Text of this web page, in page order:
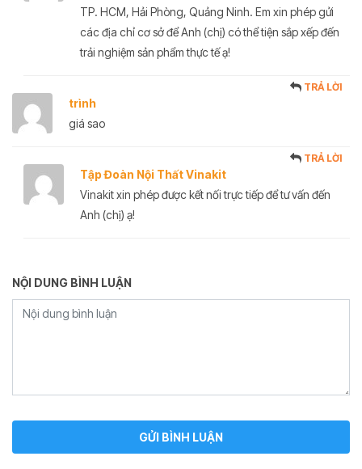
TP. HCM, Hải Phòng, Quảng Ninh. Em xin phép gửi
các địa chỉ cơ sở để Anh (chị) có thể tiện sắp xếp đến
trải nghiệm sản phẩm thực tế ạ!
trình
TRẢ LỜI
giá sao
Tập Đoàn Nội Thất Vinakit
TRẢ LỜI
Vinakit xin phép được kết nối trực tiếp để tư vấn đến
Anh (chị) ạ!
NỘI DUNG BÌNH LUẬN